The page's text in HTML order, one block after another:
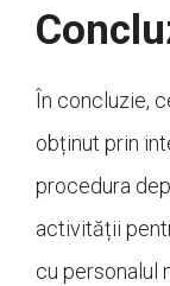
În concluzie,
obținut prin
procedura
activității
cu personalul